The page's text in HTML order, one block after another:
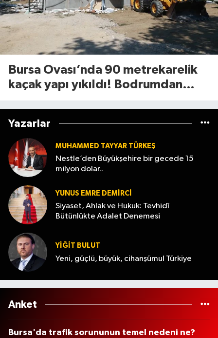
Bursa Ovası’nda 90 metrekarelik
kaçak yapı yıkıldı! Bodrumdan
Yazarlar
MUHAMMED TAYYAR TÜRKEŞ
Nestle’den Büyükşehire bir gecede 15
milyon dolar..
YUNUS EMRE DEMIRCI
Siyaset, Ahlak ve Hukuk: Tevhidî
Bütünlükte Adalet Denemesi
YİĞİT BULUT
Yeni, güçlü, büyük, cihanşümul Türkiye
Anket
Bursa'da trafik sorununun temel nedeni ne?